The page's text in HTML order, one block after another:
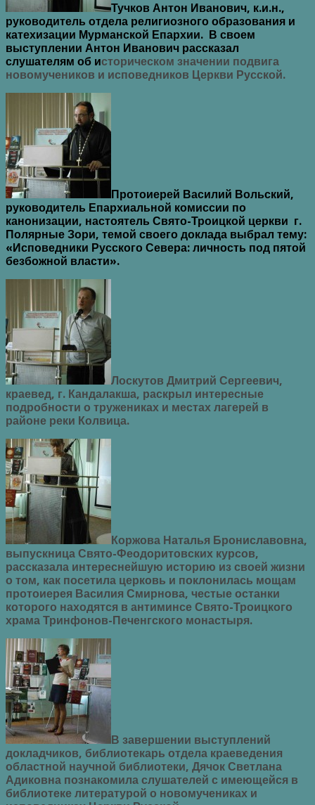
Тучков Антон Иванович, к.и.н.,
руководитель отдела религиозного образования и
катехизации Мурманской Епархии. В своем
выступлении Антон Иванович рассказал
слушателям об историческом значении подвига
новомучеников и исповедников Церкви Русской.
Протоиерей Василий Вольский,
руководитель Епархиальной комиссии по
канонизации, настоятель Свято-Троицкой церкви г.
Полярные Зори, темой своего доклада выбрал тему:
«Исповедники Русского Севера: личность под пятой
безбожной власти».
Лоскутов Дмитрий Сергеевич,
краевед, г. Кандалакша, раскрыл интересные
подробности о тружениках и местах лагерей в
районе реки Колвица.
Коржова Наталья Брониславовна,
выпускница Свято-Феодоритовских курсов,
рассказала интереснейшую историю из своей жизни
о том, как посетила церковь и поклонилась мощам
протоиерея Василия Смирнова, честые останки
которого находятся в антиминсе Свято-Троицкого
храма Тринфонов-Печенгского монастыря.
В завершении выступлений
докладчиков, библиотекарь отдела краеведения
областной научной библиотеки, Дячок Светлана
Адиковна познакомила слушателей с имеющейся в
библиотеке литературой о новомучениках и